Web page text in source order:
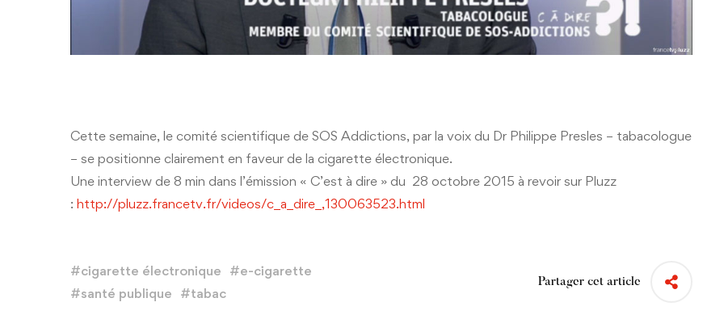
Cette semaine, le comité scientifique de SOS Addictions, par la voix du Dr Philippe Presles – tabacologue
– se positionne clairement en faveur de la cigarette électronique.
Une interview de 8 min dans l’émission « C’est à dire » du 28 octobre 2015 à revoir sur Pluzz
: http://pluzz.francetv.fr/videos/c_a_dire_,130063523.html
#cigarette électronique #e-cigarette
#santé publique #tabac
Partager cet article